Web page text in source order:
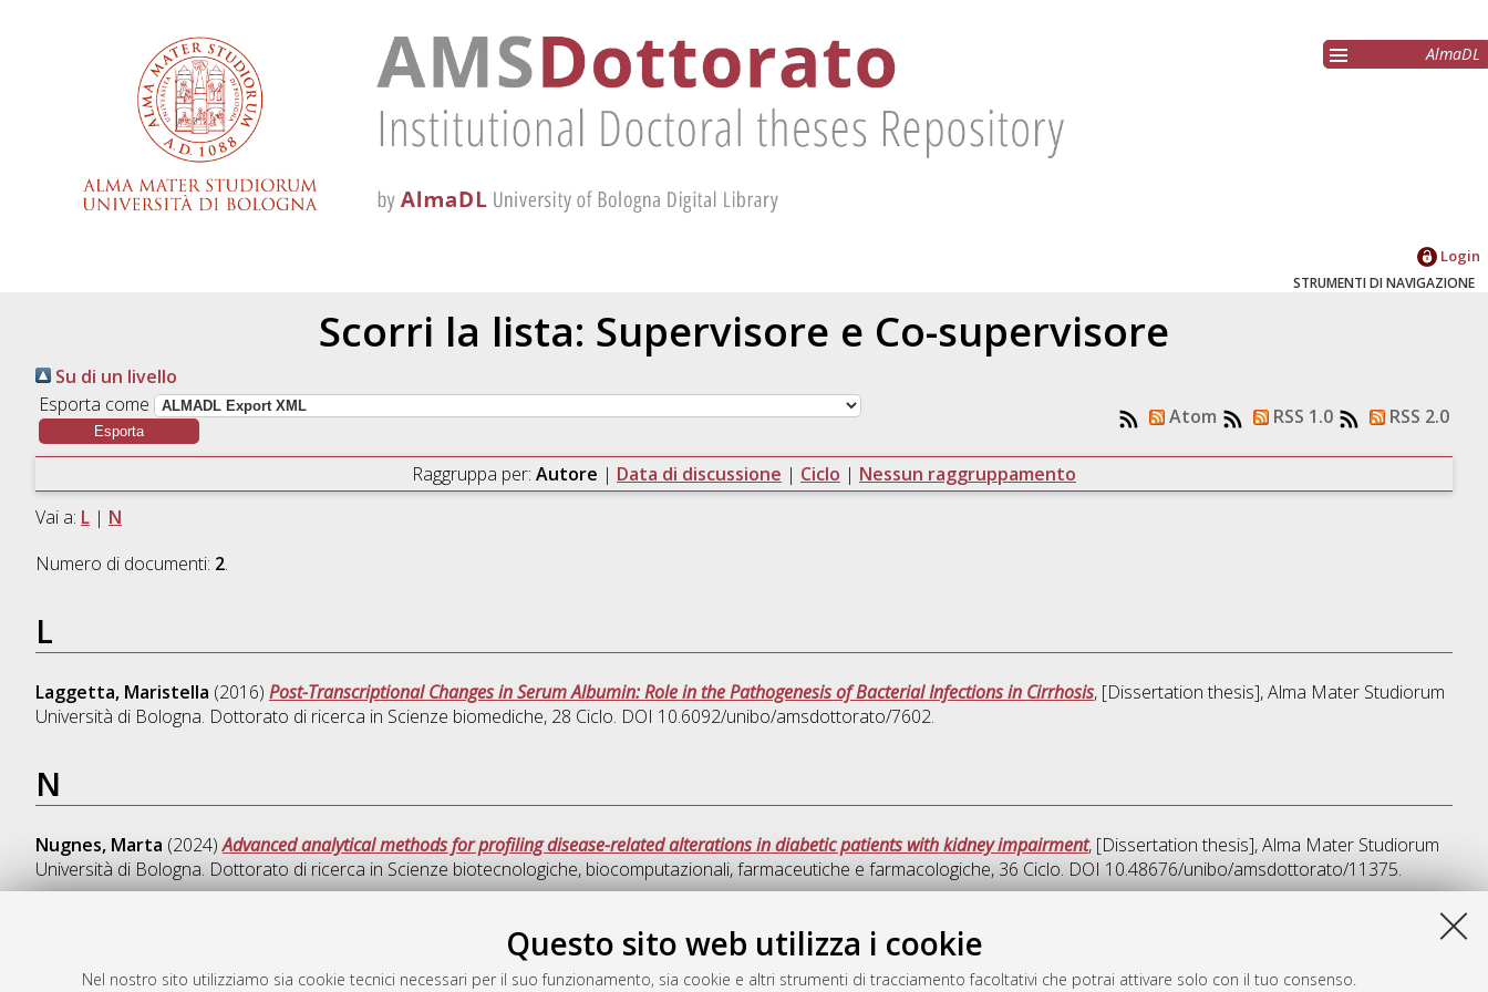
Questo sito web utilizza i cookie
Nel nostro sito utilizziamo sia cookie tecnici necessari per il suo funzionamento, sia cookie e altri strumenti di tracciamento facoltativi che potrai attivare solo con il tuo consenso.
AlmaDL
Login
STRUMENTI DI NAVIGAZIONE
Scorri la lista: Supervisore e Co-supervisore
Su di un livello
Esporta come
Atom RSS 1.0 RSS 2.0
Raggruppa per: Autore | Data di discussione | Ciclo | Nessun raggruppamento
Vai a: L| N
Numero di documenti: 2.
L
Laggetta, Maristella (2016) Post-Transcriptional Changes in Serum Albumin: Role in the Pathogenesis of Bacterial Infections in Cirrhosis, [Dissertation thesis], Alma Mater Studiorum
Università di Bologna. Dottorato di ricerca in Scienze biomediche, 28 Ciclo. DOI 10.6092/unibo/amsdottorato/7602.
N
Nugnes, Marta (2024)Advanced analytical methods for profiling disease-related alterations in diabetic patients with kidney impairment, [Dissertation thesis], Alma Mater Studiorum
Università di Bologna. Dottorato di ricerca in Scienze biotecnologiche, biocomputazionali, farmaceutiche e farmacologiche, 36 Ciclo. DOI 10.48676/unibo/amsdottorato/11375.
Questa lista e' stata generata il Wed Aug 5 20:47:25 2026 CEST.
AMS Dottorato